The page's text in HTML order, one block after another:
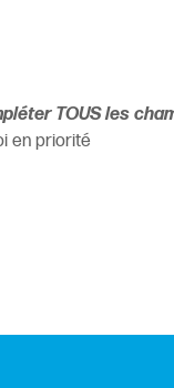
TOUS les
en priorité